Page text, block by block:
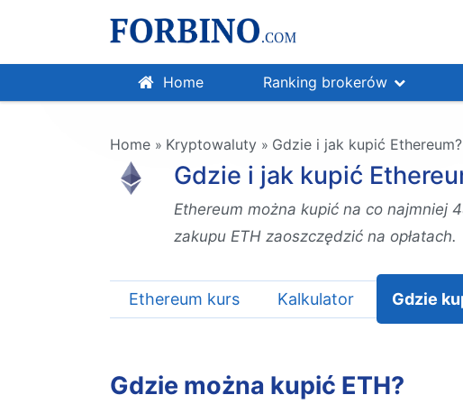
Home Ranking brokerów
Home » Kryptowaluty » Gdzie i jak kupić
Gdzie i jak kupić
Ethereum można kupić na co najmniej
zakupu ETH zaoszczędzić na opłatach.
Ethereum kurs Kalkulator Gdzie
Gdzie można kupić ETH?